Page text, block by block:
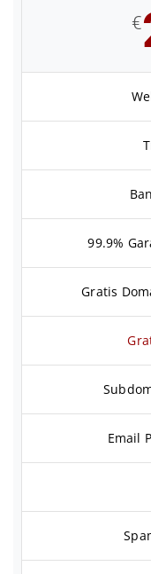
€
99.9%
Gratis
Email